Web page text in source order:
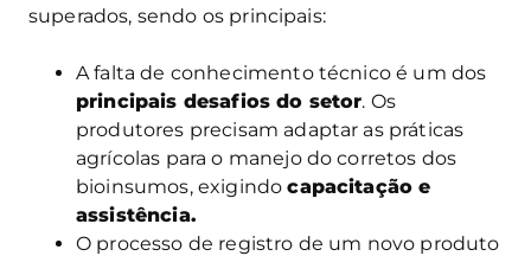
superados, sendo os principais:
A falta de conhecimento técnico é um dos
principais desafios do setor. Os
produtores precisam adaptar as práticas
agrícolas para o manejo do corretos dos
bioinsumos, exigindocapacitação e
assistência.
O processo de registro de um novo produto